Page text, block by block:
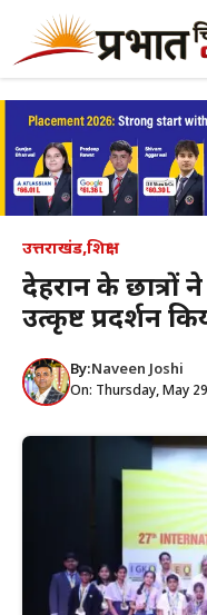
content
उत्तराखंड,शिक्षा
देहरादून के
उत्कृष्ट प्रदर्शन
By:Naveen Joshi
On: Thursday, May